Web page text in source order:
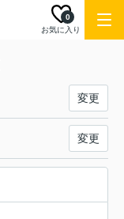
お気に入り
0
変更
変更